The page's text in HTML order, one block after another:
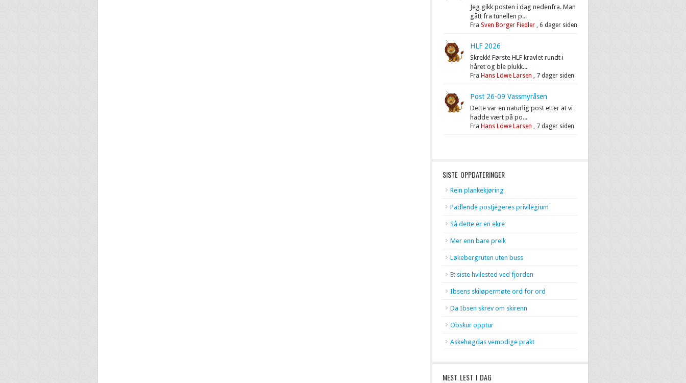
Jeg gikk posten i dag nedenfra. Man
gått fra tunellen p...
Fra Sven Borger Fiedler, 6 dager siden
HLF 2026
Skrekk! Første HLF kravlet rundt i
håret og ble plukk...
Fra Hans Löwe Larsen , 7 dager siden
Post 26-09 Vassmyråsen
Dette var en naturlig post etter at vi
hadde vært på po...
Fra Hans Löwe Larsen , 7 dager siden
SISTE OPPDATERINGER
Rein plankekjøring
Padlende postjegeres privilegium
Så dette er en ekre
Mer enn bare preik
Løkebergruten uten buss
Et siste hvilested ved fjorden
Ibsens skiløpermøte ord for ord
Da Ibsen skrev om skirenn
Obskur opptur
Askehøgdas vemodige prakt
MEST LEST I DAG